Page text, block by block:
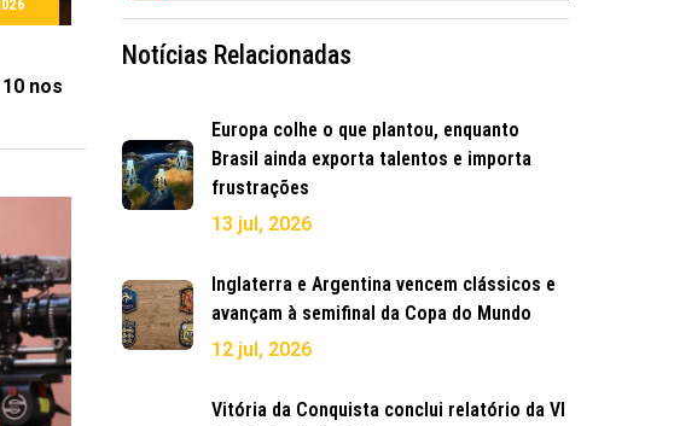
nos
Notícias Relacionadas
Europa colhe o que plantou, enquanto
Brasil ainda exporta talentos e importa
frustrações
13 jul, 2026
Inglaterra e Argentina vencem clássicos e
avançam à semifinal da Copa do Mundo
12 jul, 2026
Vitória da Conquista conclui relatório da VI